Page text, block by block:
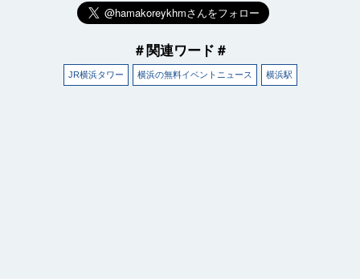
＃関連ワード＃
JR横浜タワー 横浜の無料イベントニュース 横浜駅